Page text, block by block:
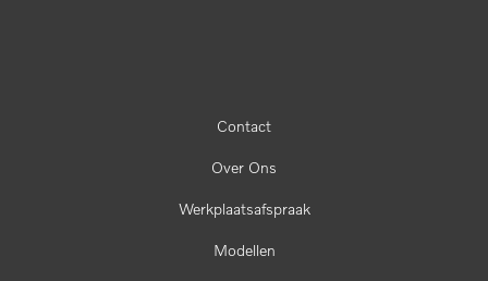
Contact
Over Ons
Werkplaatsafspraak
Modellen